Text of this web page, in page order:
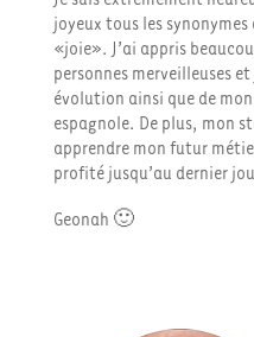
joyeux tous les
«joie». J’ai appris
personnes merveilleuses
évolution ainsi que de
espagnole. De plus, mon
apprendre mon futur
profité jusqu’au dernier
Geonah 🙂